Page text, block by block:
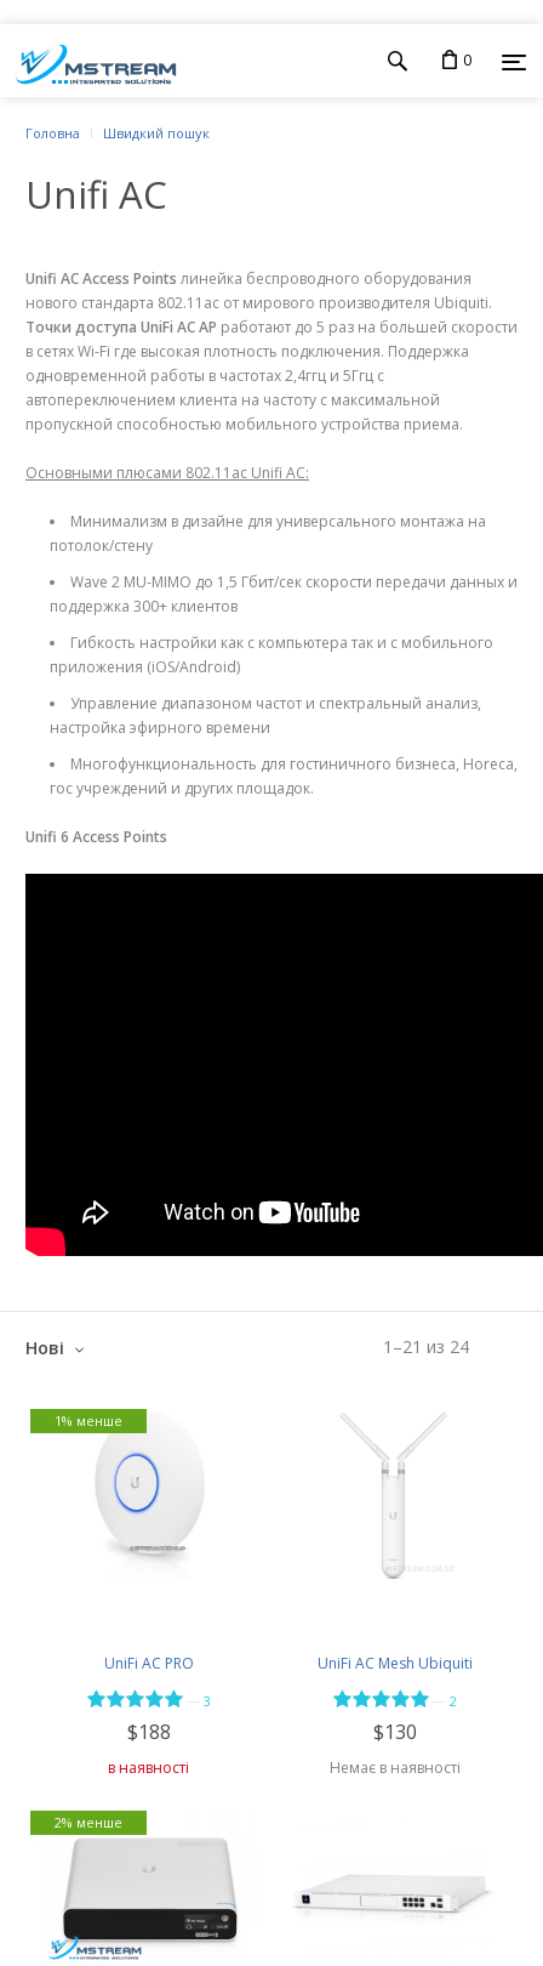
0
Головна Швидкий пошук
Unifi AC
Unifi AC Access Points линейка беспроводного оборудования
нового стандарта 802.11ac от мирового производителя Ubiquiti.
Точки доступа UniFi AC AP работают до 5 раз на большей скорости
в сетях Wi-Fi где высокая плотность подключения. Поддержка
одновременной работы в частотах 2,4ггц и 5Ггц с
автопереключением клиента на частоту с максимальной
пропускной способностью мобильного устройства приема.
Основными плюсами 802.11ac Unifi AC:
Минимализм в дизайне для универсального монтажа на
потолок/стену
Wave 2 MU-MIMO до 1,5 Гбит/сек скорости передачи данных и
поддержка 300+ клиентов
Гибкость настройки как с компьютера так и с мобильного
приложения (iOS/Android)
Управление диапазоном частот и спектральный анализ,
настройка эфирного времени
Многофункциональность для гостиничного бизнеса, Horeca,
гос учреждений и других площадок.
Unifi 6 Access Points
1 –21 из 24
Нові
UniFi AC PRO
3
$188
в наявності
1% менше
UniFi AC Mesh Ubiquiti
2
$130
Немає в наявності
2% менше